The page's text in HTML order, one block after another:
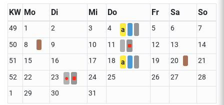
KW Mo Di Mi Do Fr Sa So
49 1 2 3 4 a 5 6 7
50 8 9 10 11 ■ 12 13
14
51
15 16 17 18 a 19 20 21
52 22 23 ● ■ 24 25 26 27
28
1
29 30 31